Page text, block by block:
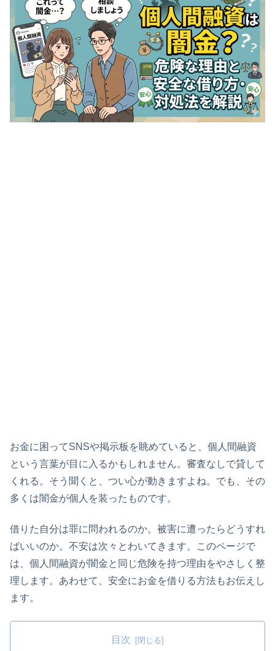
お金に困ってSNSや掲示板を眺めていると、個人間融資
という言葉が目に入るかもしれません。審査なしで貸して
くれる。そう聞くと、つい心が動きますよね。でも、その
多くは闇金が個人を装ったものです。
借りた自分は罪に問われるのか。被害に遭ったらどうすれ
ばいいのか。不安は次々とわいてきます。このページで
は、個人間融資が闇金と同じ危険を持つ理由をやさしく整
理します。あわせて、安全にお金を借りる方法もお伝えし
ます。
目次